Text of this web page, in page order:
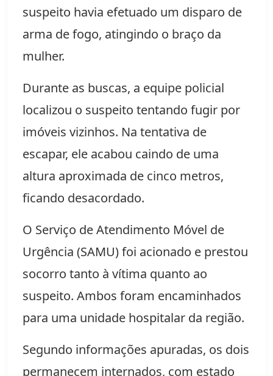
suspeito havia efetuado um disparo de
arma de fogo, atingindo o braço da
mulher.
Durante as buscas, a equipe policial
localizou o suspeito tentando fugir por
imóveis vizinhos. Na tentativa de
escapar, ele acabou caindo de uma
altura aproximada de cinco metros,
ficando desacordado.
O Serviço de Atendimento Móvel de
Urgência (SAMU) foi acionado e prestou
socorro tanto à vítima quanto ao
suspeito. Ambos foram encaminhados
para uma unidade hospitalar da região.
Segundo informações apuradas, os dois
permanecem internados, com estado